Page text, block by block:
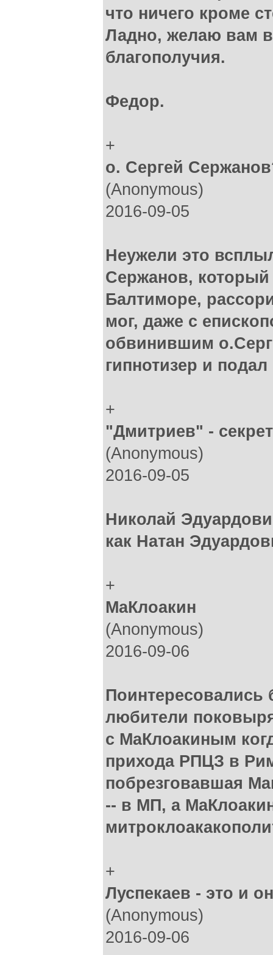
что ничего кроме
Ладно, желаю вам
благополучия.
Федор.
+
о. Сергей
(Anonymous)
2016-09-05
Неужели это
Сержанов,
Балтиморе,
мог, даже с
обвинившим
гипнотизер и
+
"Дмитриев" -
(Anonymous)
2016-09-05
Николай
как Натан
+
МаКлоакин
(Anonymous)
2016-09-06
Поинтересовались
любители
с МаКлоакиным
прихода РПЦЗ в
побрезговавшая
-- в МП, а
+
Луспекаев - это и
(Anonymous)
2016-09-06